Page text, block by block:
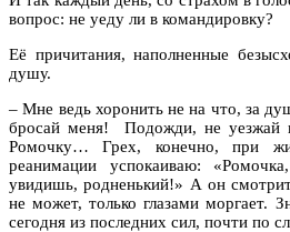
вопрос: не уеду ли в командировку?
Её причитания, наполненные
душу.
– Мне ведь хоронить не на что, за
бросай меня! Подожди, не уезжай
Ромочку… Грех, конечно, при
реанимации успокаиваю:
увидишь, родненький!» А он
не может, только глазами моргает.
сегодня из последних сил, почти по